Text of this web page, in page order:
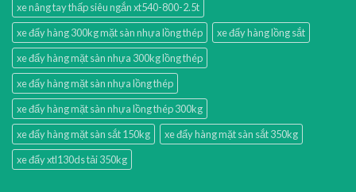
xe nâng tay thấp siêu ngắn xt540-800-2.5t
xe đẩy hàng 300kg mặt sàn nhựa lồng thép
xe đẩy hàng lồng sắt
xe đẩy hàng mặt sàn nhựa 300kg lồng thép
xe đẩy hàng mặt sàn nhựa lồng thép
xe đẩy hàng mặt sàn nhựa lồng thép 300kg
xe đẩy hàng mặt sàn sắt 150kg
xe đẩy hàng mặt sàn sắt 350kg
xe đẩy xtl130ds tải 350kg